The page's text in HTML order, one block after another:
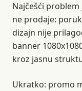
Najčešći problem
ne prodaje:
dizajn nije
banner
kroz jasnu
Ukratko: promo